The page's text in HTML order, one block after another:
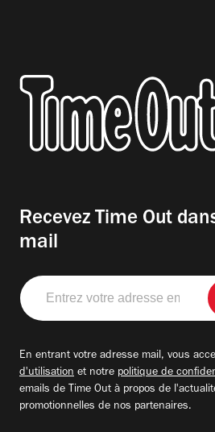
Recevez Time Out
mail
Entrez
votre
adresse
En entrant votre adresse mail, vous
d'utilisation et notre politique de
emails de Time Out à propos de
promotionnelles de nos partenaires.